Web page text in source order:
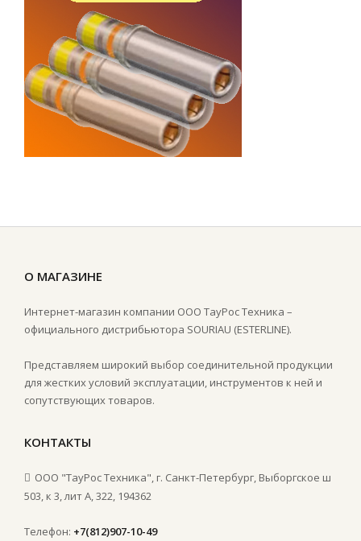
О МАГАЗИНЕ
Интернет-магазин компании ООО ТауРос Техника –
официального дистрибьютора SOURIAU (ESTERLINE).
Представляем широкий выбор соединительной продукции
для жестких условий эксплуатации, инструментов к ней и
сопутствующих товаров.
КОНТАКТЫ
ООО "ТауРос Техника", г. Санкт-Петербург, Выборгское ш
503, к 3, лит А, 322, 194362
Телефон: +7(812)907-10-49